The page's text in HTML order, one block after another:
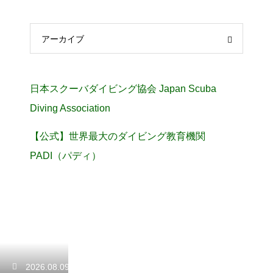
アーカイブ
日本スクーバダイビング協会 Japan Scuba
Diving Association
【公式】世界最大のダイビング教育機関
PADI（パディ）
2026.08.09